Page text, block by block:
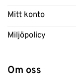
Mitt konto
Miljöpolicy
Om oss